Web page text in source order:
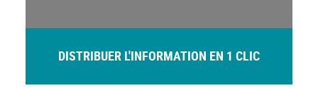
DISTRIBUER L'INFORMATION EN 1 CLIC